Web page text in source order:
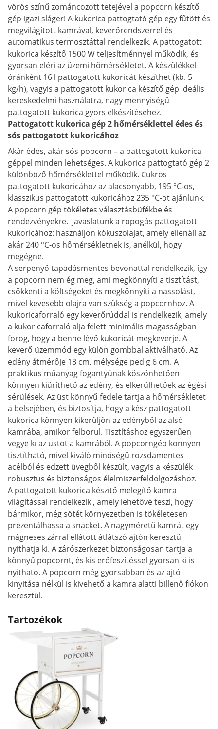
vörös színű zománcozott tetejével a popcorn készítő
gép igazi sláger! A kukorica pattogtató gép egy fűtött és
megvilágított kamrával, keverőrendszerrel és
automatikus termosztáttal rendelkezik. A pattogatott
kukorica készítő 1500 W teljesítménnyel működik, és
gyorsan eléri az üzemi hőmérsékletet. A készülékkel
óránként 16 l pattogatott kukoricát készíthet (kb. 5
kg/h), vagyis a pattogatott kukorica készítő gép ideális
kereskedelmi használatra, nagy mennyiségű
pattogatott kukorica gyors elkészítéséhez.
Pattogatott kukorica gép 2 hőmérséklettel édes és
sós pattogatott kukoricához
Akár édes, akár sós popcorn – a pattogatott kukorica
géppel minden lehetséges. A kukorica pattogtató gép 2
különböző hőmérséklettel működik. Cukros
pattogatott kukoricához az alacsonyabb, 195 °C-os,
klasszikus pattogatott kukoricához 235 °C-ot ajánlunk.
A popcorn gép tökéletes választásbüfékbe és
rendezvényekre. Javaslatunk a ropogós pattogatott
kukoricához: használjon kókuszolajat, amely ellenáll az
akár 240 °C-os hőmérsékletnek is, anélkül, hogy
megégne.
A serpenyő tapadásmentes bevonattal rendelkezik, így
a popcorn nem ég meg, ami megkönnyíti a tisztítást,
csökkenti a költségeket és megkönnyíti a nassolást,
mivel kevesebb olajra van szükség a popcornhoz. A
kukoricaforraló egy keverőrúddal is rendelkezik, amely
a kukoricaforraló alja felett minimális magasságban
forog, hogy a benne lévő kukoricát megkeverje. A
keverő üzemmód egy külön gombbal aktiválható. Az
edény átmérője 18 cm, mélysége pedig 6 cm. A
praktikus műanyag fogantyúnak köszönhetően
könnyen kiüríthető az edény, és elkerülhetőek az égési
sérülések. Az üst könnyű fedele tartja a hőmérsékletet
a belsejében, és biztosítja, hogy a kész pattogatott
kukorica könnyen kikerüljön az edényből az alsó
kamrába, amikor felborul. Tisztításhoz egyszerűen
vegye ki az üstöt a kamrából. A popcorngép könnyen
tisztítható, mivel kiváló minőségű rozsdamentes
acélból és edzett üvegből készült, vagyis a készülék
robusztus és biztonságos élelmiszerfeldolgozáshoz.
A pattogatott kukorica készítő melegítő kamra
világítással rendelkezik , amely lehetővé teszi, hogy
bármikor, még sötét környezetben is tökéletesen
prezentálhassa a snacket. A nagyméretű kamrát egy
mágneses zárral ellátott átlátszó ajtón keresztül
nyithatja ki. A zárószerkezet biztonságosan tartja a
könnyű popcornt, és kis erőfeszítéssel gyorsan ki is
nyitható. A popcorn még gyorsabban és az ajtó
kinyitása nélkül is kivehető a kamra alatti billenő fiókon
keresztül.
Tartozékok